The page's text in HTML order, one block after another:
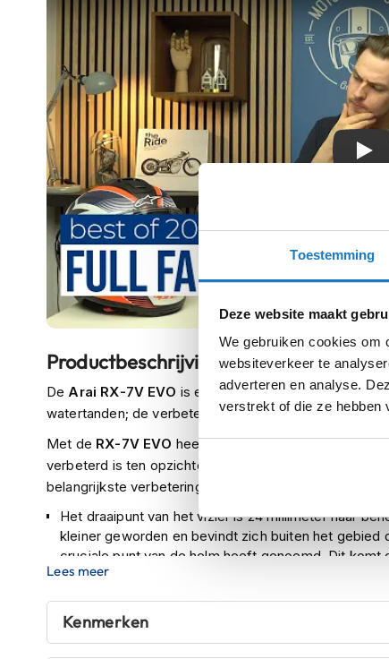
Toestemming
Deze website maakt
We gebruiken cookies om
websiteverkeer te
adverteren en analyse.
verstrekt of die ze hebben
Pinlocks
Crossbrillen
Oordoppen
Onderhoud
helm
Helm
houder
kapstok
Motorkleding
Motorjassen
motorjassen
Dames
motorjassen
Doorwaai
motorjassen
motorjassen
Leren
motorjassen
Textiele
motorjassen
Productbeschrijving
De Arai RX-7V EVO is een motorhelm om van te
watertanden; de verbeterde versie van deze
Met de RX-7V EVO heeft Arai een ware opvolger in
verbeterd is ten opzichte van de vorige versie, de Arai
belangrijkste verbeteringen:
Het draaipunt van het vizier is 24 millimeter naar
kleiner geworden en bevindt zich buiten het gebied
cruciale punt van de helm heeft genoemd. Dit komt
EVO heeft een grotere grip, wat dit probleem
De plastic spoiler boven op de helm zorgt voor
Lees meer
Play
Kenmerken